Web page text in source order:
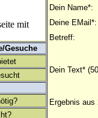
mit
Gesuche
Dein Name*:
Deine EMail*:
Betreff:
Dein Text*
Ergebnis aus